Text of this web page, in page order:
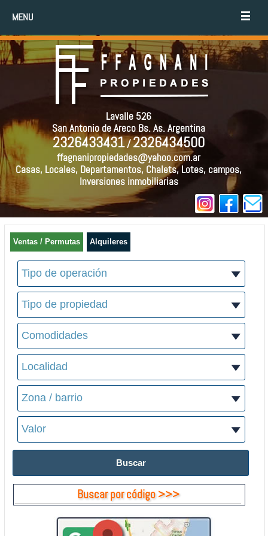
MENU
Lavalle 526
San Antonio de Areco Bs. As. Argentina
2326433431/2326434500
ffagnanipropiedades@yahoo.com.ar
Casas, Locales, Departamentos, Chalets, Lotes, campos,
Inversiones inmobiliarias
Ventas / Permutas Alquileres
Buscar por código >>>